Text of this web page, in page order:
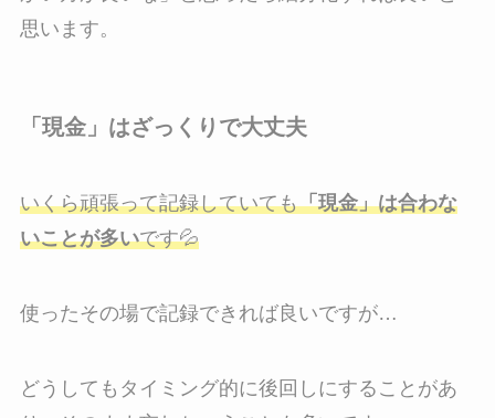
思います。
「現金」はざっくりで大丈夫
いくら頑張って記録していても「現金」は合わな
いことが多いです💦
使ったその場で記録できれば良いですが…
どうしてもタイミング的に後回しにすることがあ